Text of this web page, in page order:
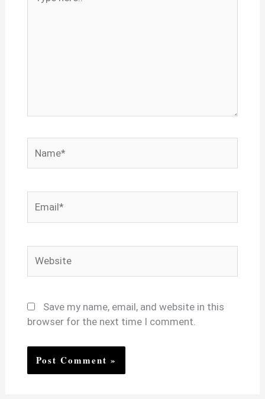
here..
Save my name, email, and website in this
browser for the next time I comment.